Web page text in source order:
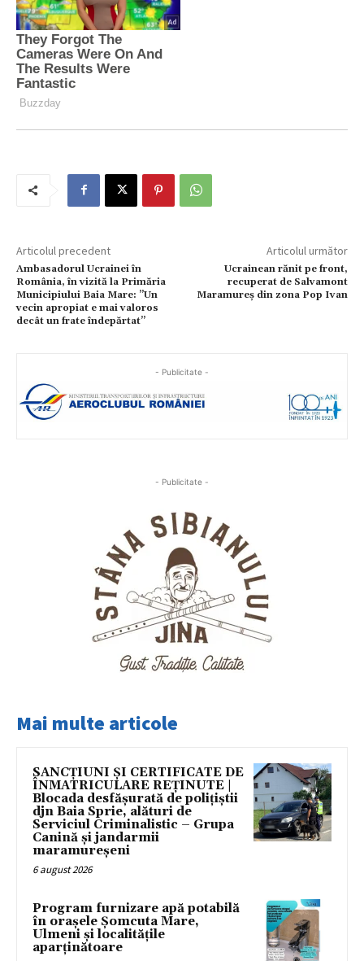
Articolul precedent
Ambasadorul Ucrainei în
România, în vizită la Primăria
Municipiului Baia Mare: ”Un
vecin apropiat e mai valoros
decât un frate îndepărtat”
Articolul următor
Ucrainean rănit pe front,
recuperat de Salvamont
Maramureș din zona Pop Ivan
- Publicitate -
- Publicitate -
Mai multe articole
SANCȚIUNI ȘI CERTIFICATE DE
ÎNMATRICULARE REȚINUTE |
Blocada desfășurată de polițiștii
djn Baia Sprie, alături de
Serviciul Criminalistic – Grupa
Canină și jandarmii
maramureșeni
6 august 2026
Program furnizare apă potabilă
în orașele Șomcuta Mare,
Ulmeni și localitățile
aparținătoare